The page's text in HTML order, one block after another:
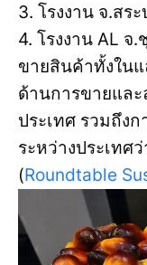
3. โรงงาน จ.สระ
4. โรงงาน AL จ
ขายสินค้าทั้งใน
ด้านการขายแล
ประเทศ รวมถึง
ระหว่างประเทศ
(Roundtable